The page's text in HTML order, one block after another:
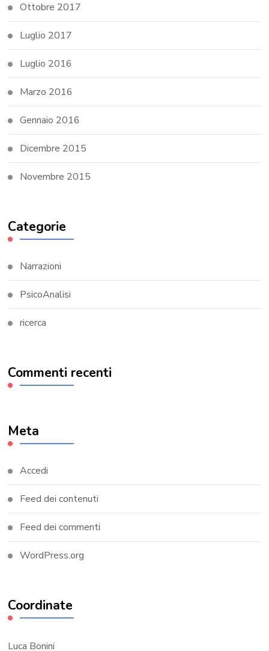
Ottobre 2017
Luglio 2017
Luglio 2016
Marzo 2016
Gennaio 2016
Dicembre 2015
Novembre 2015
Categorie
Narrazioni
PsicoAnalisi
ricerca
Commenti recenti
Meta
Accedi
Feed dei contenuti
Feed dei commenti
WordPress.org
Coordinate
Luca Bonini